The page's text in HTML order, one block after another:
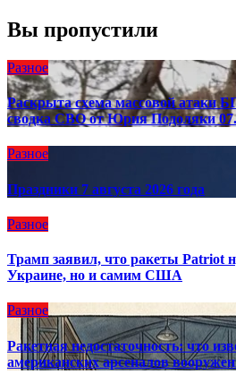
Вы пропустили
Разное
Раскрыта схема массовой
сводка СВО от Юрия Подоляки
Разное
Праздники 7 августа 2026 года
Разное
Трамп заявил, что ракеты Patriot
Украине, но и самим США
Разное
Ракетная недостаточность: что
американских арсеналов